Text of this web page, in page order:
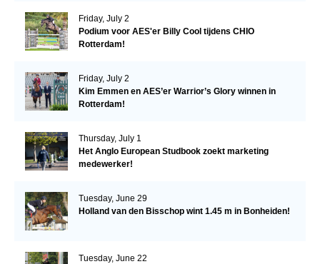
Friday, July 2
Podium voor AES'er Billy Cool tijdens CHIO
Rotterdam!
Friday, July 2
Kim Emmen en AES’er Warrior’s Glory winnen in
Rotterdam!
Thursday, July 1
Het Anglo European Studbook zoekt marketing
medewerker!
Tuesday, June 29
Holland van den Bisschop wint 1.45 m in Bonheiden!
Tuesday, June 22